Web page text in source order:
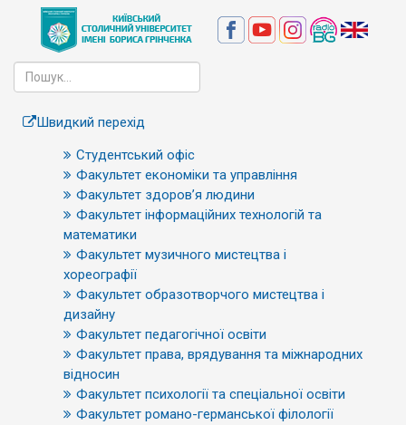
Швидкий перехід
Студентський офіс
Факультет економіки та управління
Факультет здоров’я людини
Факультет інформаційних технологій та
математики
Факультет музичного мистецтва і
хореографії
Факультет образотворчого мистецтва і
дизайну
Факультет педагогічної освіти
Факультет права, врядування та міжнародних
відносин
Факультет психології та спеціальної освіти
Факультет романо-германської філології